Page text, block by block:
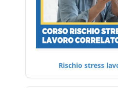
Rischio stress